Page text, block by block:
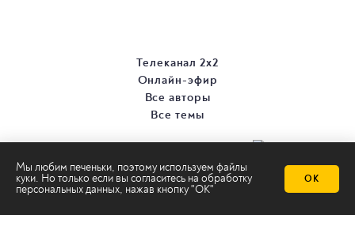
Мы любим печеньки, поэтому используем файлы
куки. Но только если вы согласитесь на обработку
персональных данных, нажав кнопку "ОК"
ОК
Телеканал 2х2
Онлайн-эфир
Все авторы
Все темы